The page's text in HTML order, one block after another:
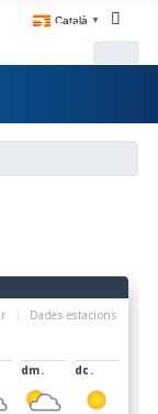
Català ▼